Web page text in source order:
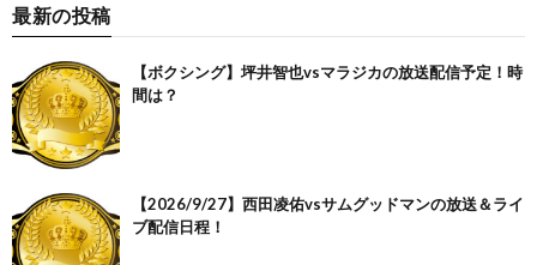
最新の投稿
【ボクシング】坪井智也vsマラジカの放送配信予定！時
間は？
【2026/9/27】西田凌佑vsサムグッドマンの放送＆ライ
ブ配信日程！